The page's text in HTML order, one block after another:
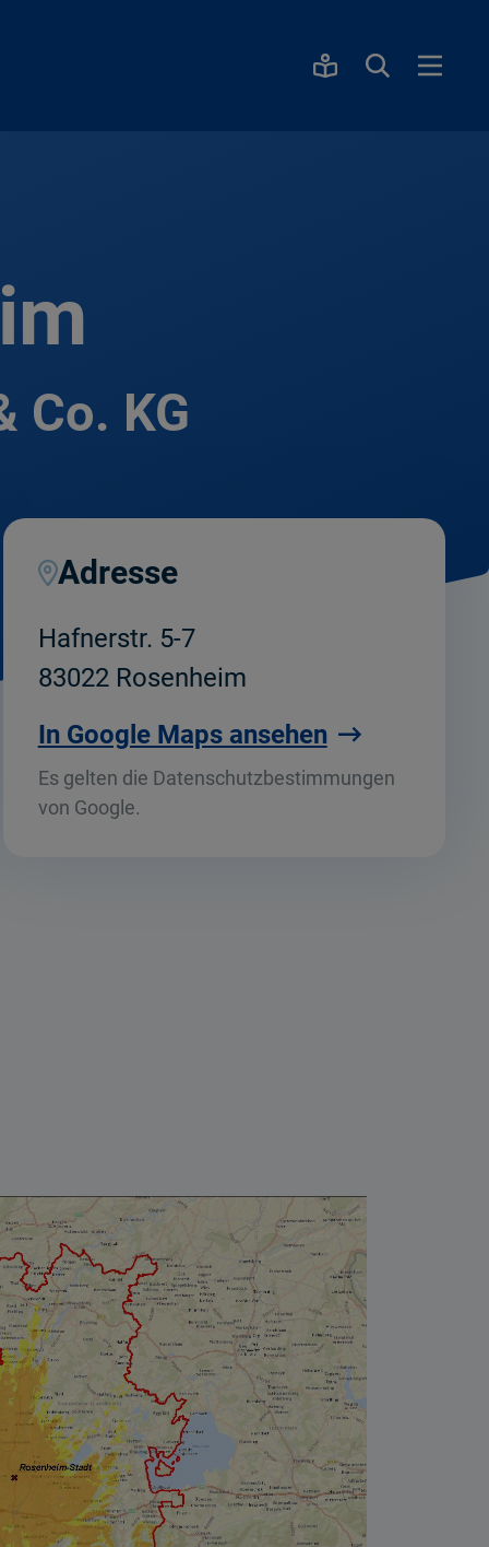
Co. KG
Adresse
Hafnerstr. 5-7
83022 Rosenheim
In Google Maps ansehen
Es gelten die Datenschutzbestimmungen
von Google.